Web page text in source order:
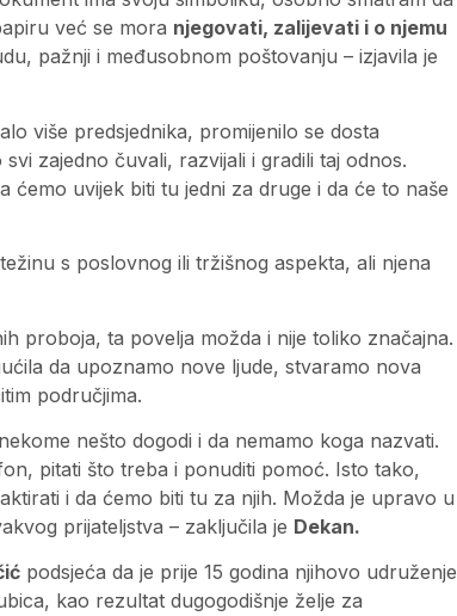
već se mora njegovati, zalijevati i o njemu
pažnji i međusobnom poštovanju – izjavila je
više predsjednika, promijenilo se dosta
svi zajedno čuvali, razvijali i gradili taj odnos.
ćemo uvijek biti tu jedni za druge i da će to naše
s poslovnog ili tržišnog aspekta, ali njena
proboja, ta povelja možda i nije toliko značajna.
da upoznamo nove ljude, stvaramo nova
područjima.
nešto dogodi i da nemamo koga nazvati.
pitati što treba i ponuditi pomoć. Isto tako,
i da ćemo biti tu za njih. Možda je upravo u
prijateljstva – zaključila je Dekan.
podsjeća da je prije 15 godina njihovo udruženje
kao rezultat dugogodišnje želje za